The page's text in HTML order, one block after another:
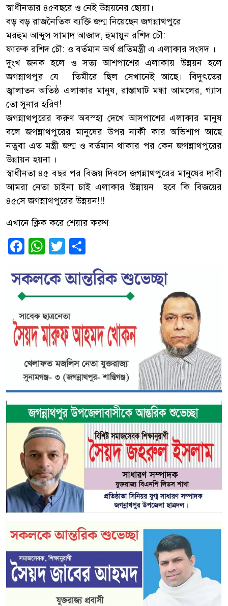
স্বাধীনতার ৪৫বছরে ও নেই উন্নয়নের ছোয়া।
বড় বড় রাজনৈতিক ব্যক্তি জন্ম নিয়েছেন জগন্নাথপুরে
মরহুম আব্দুস সামাদ আজাদ, হুমায়ুন রশিদ চৌ:
ফারুক রশিদ চৌ: ও বর্তমান অর্থ প্রতিমন্ত্রী এ এলাকার সংসদ ।
দুংখ জনক হলে ও সত্য আশপাশের এলাকায় উন্নয়ন হলে
জগন্নাথপুর যে তিমীরে ছিল সেখানেই আছে। বিদুৎতের
জ্বালাতন অতিষ্ঠ এলাকার মানুষ, রাস্তাঘাট মন্ধা আমলের, গ্যাস
তো সুনার হরিণ!
জগন্নাথপুরের করুণ অবস্হা দেখে আসপাশের এলাকার মানুষ
বলে জগন্নাথপুরের মানুষের উপর নাকী কার অভিশাপ আছে
নতুবা এত মন্ত্রী জন্ম ও বর্তমান থাকার পর কেন জগন্নাথপুরের
উন্নায়ন হয়না ।
স্বাধীনতা ৪৫ বছর পর বিজয় দিবসে জগন্নাথপুরের মানুষের দাবী
আমরা নেতা চাইনা চাই এলাকার উন্নায়ন হবে কি বিজয়ের
৪৫সে জগন্নাথপুরের উন্নয়ন!!!
এখানে ক্লিক করে শেয়ার করুণ
Facebook
WhatsApp
Twitter